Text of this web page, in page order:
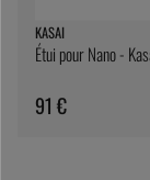
KASAI
Étui pour Nano -
91 €